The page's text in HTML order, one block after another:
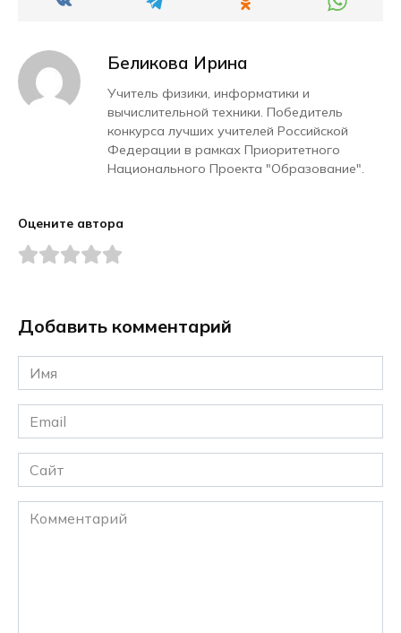
Беликова Ирина
Учитель физики, информатики и
вычислительной техники. Победитель
конкурса лучших учителей Российской
Федерации в рамках Приоритетного
Национального Проекта "Образование".
Оцените автора
Добавить комментарий
Имя
*
Email
*
Сайт
Комментарий